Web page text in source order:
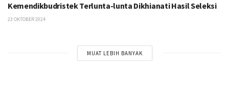
Kemendikbudristek Terlunta-lunta Dikhianati Hasil Seleksi
23 OKTOBER 2024
MUAT LEBIH BANYAK